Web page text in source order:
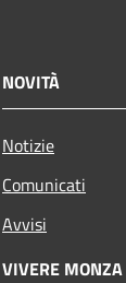
NOVITÀ
Notizie
Comunicati
Avvisi
VIVERE MONZA